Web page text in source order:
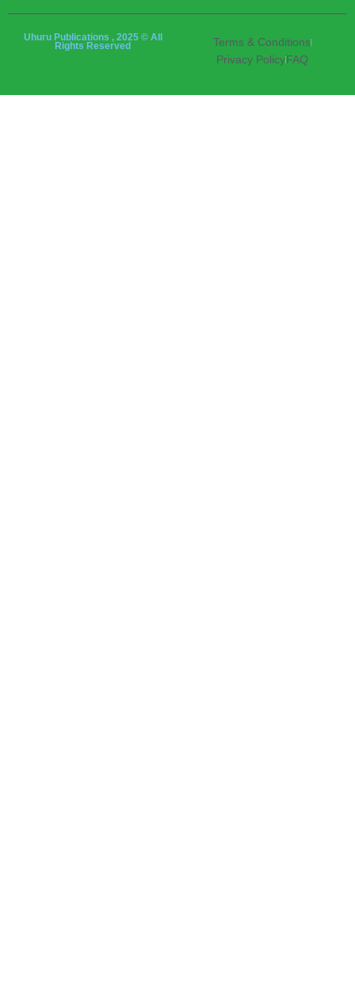
Uhuru Publications , 2025 © All
Rights Reserved
Terms & Conditions
Privacy PolicyFAQ